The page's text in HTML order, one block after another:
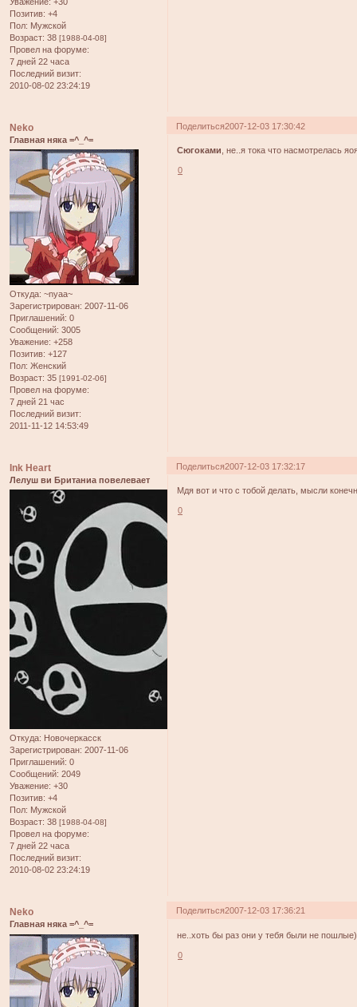
Позитив: +4
Пол: Мужской
Возраст: 38 [1988-04-08]
Провел на форуме:
7 дней 22 часа
Последний визит:
2010-08-02 23:24:19
Поделиться2007-12-03 17:30:42
Neko
Главная няка =^_^=
Откуда: ~nyaa~
Зарегистрирован: 2007-11-06
Приглашений: 0
Сообщений: 3005
Уважение: +258
Позитив: +127
Пол: Женский
Возраст: 35 [1991-02-06]
Провел на форуме:
7 дней 21 час
Последний визит:
2011-11-12 14:53:49
Сюгоками , не..я тока что насмотрелась
0
Поделиться2007-12-03 17:32:17
Ink Heart
Лелуш ви Британиа повелевает
Откуда: Новочеркасск
Зарегистрирован: 2007-11-06
Приглашений: 0
Сообщений: 2049
Уважение: +30
Позитив: +4
Пол: Мужской
Возраст: 38 [1988-04-08]
Провел на форуме:
7 дней 22 часа
Последний визит:
2010-08-02 23:24:19
Мдя вот и что с тобой делать, мысли
0
Поделиться2007-12-03 17:36:21
Neko
Главная няка =^_^=
не..хоть бы раз они у тебя были не
0